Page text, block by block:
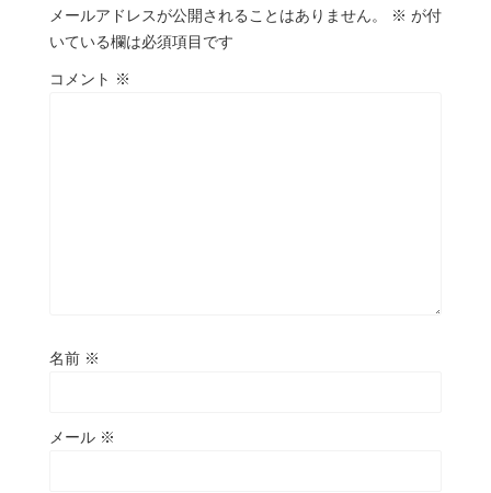
メールアドレスが公開されることはありません。 ※ が付
いている欄は必須項目です
コメント ※
名前 ※
メール ※